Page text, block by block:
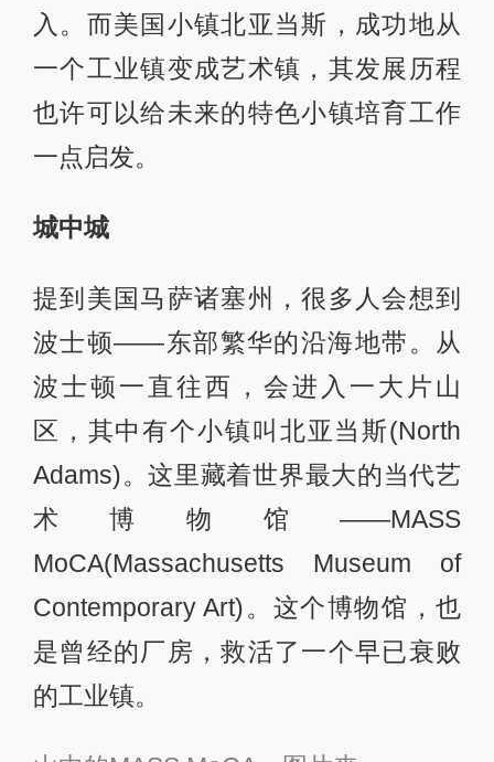
入。而美国小镇北亚当斯，成功地从
一个工业镇变成艺术镇，其发展历程
也许可以给未来的特色小镇培育工作
一点启发。
城中城
提到美国马萨诸塞州，很多人会想到
波士顿——东部繁华的沿海地带。从
波士顿一直往西，会进入一大片山
区，其中有个小镇叫北亚当斯(North
Adams)。这里藏着世界最大的当代艺
术博物馆——MASS
MoCA(Massachusetts Museum of
Contemporary Art)。这个博物馆，也
是曾经的厂房，救活了一个早已衰败
的工业镇。